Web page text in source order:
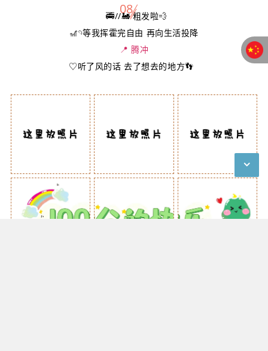
08
🚎//🚂 粗发啦💨
🎢𓄹等我挥霍完自由 再向生活投降
📍 腾冲
♡听了风的话 去了想去的地方👣